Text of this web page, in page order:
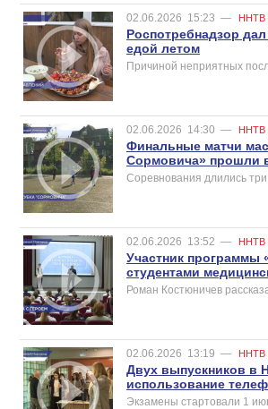
02.06.2026 15:23 — ННТВ
Роспотребнадзор
едой летом
Причиной неприятных
02.06.2026 14:30 — ННТВ
Финальные матчи
Сормовича» прошли
Соревнования длились три
02.06.2026 13:52 — ННТВ
Участник программы
студентами
Роман Костюничев
02.06.2026 13:19 — ННТВ
Двух выпускников в
использование
Экзамены стартовали 1